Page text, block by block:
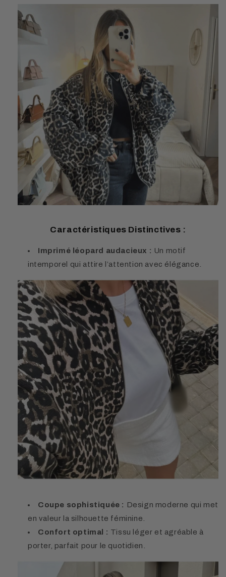
Caractéristiques Distinctives :
Imprimé léopard audacieux : Un motif
intemporel qui attire l’attention avec élégance.
Coupe sophistiquée : Design moderne qui met
en valeur la silhouette féminine.
Confort optimal : Tissu léger et agréable à
porter, parfait pour le quotidien.